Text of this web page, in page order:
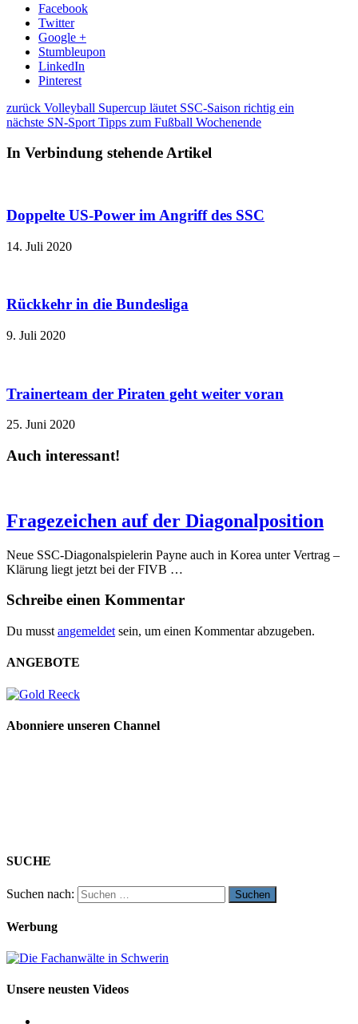
Facebook
Twitter
Google +
Stumbleupon
LinkedIn
Pinterest
zurück Volleyball Supercup läutet SSC-Saison richtig ein
nächste SN-Sport Tipps zum Fußball Wochenende
In Verbindung stehende Artikel
Doppelte US-Power im Angriff des SSC
14. Juli 2020
Rückkehr in die Bundesliga
9. Juli 2020
Trainerteam der Piraten geht weiter voran
25. Juni 2020
Auch interessant!
Fragezeichen auf der Diagonalposition
Neue SSC-Diagonalspielerin Payne auch in Korea unter Vertrag –
Klärung liegt jetzt bei der FIVB …
Schreibe einen Kommentar
Du musst angemeldet sein, um einen Kommentar abzugeben.
ANGEBOTE
Abonniere unseren Channel
SUCHE
Suchen nach:
Werbung
Unsere neusten Videos